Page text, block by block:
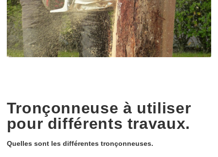
Tronçonneuse à utiliser
pour différents travaux.
Quelles sont les différentes tronçonneuses.